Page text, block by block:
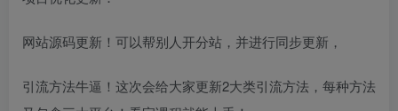
网站源码更新！可以帮别人开分站，并进行同步更新，
引流方法牛逼！这次会给大家更新2大类引流方法，每种方法